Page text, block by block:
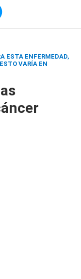
ESTA ENFERMEDAD,
VARÍA EN